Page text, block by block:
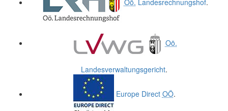
Oö.
Landesverwaltungsgericht.
Europe Direct OÖ.